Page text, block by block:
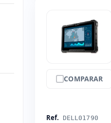
COMPARAR
Ref. DELL01790